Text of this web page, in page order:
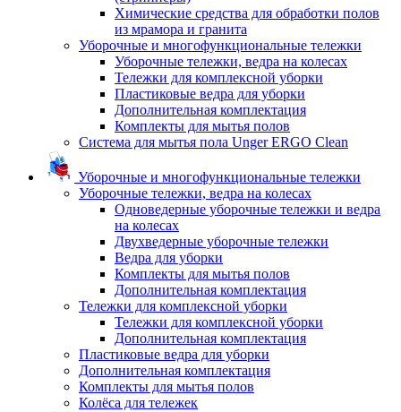
Химические средства для обработки полов
из мрамора и гранита
Уборочные и многофункциональные тележки
Уборочные тележки, ведра на колесах
Тележки для комплексной уборки
Пластиковые ведра для уборки
Дополнительная комплектация
Комплекты для мытья полов
Система для мытья пола Unger ERGO Clean
Уборочные и многофункциональные тележки
Уборочные тележки, ведра на колесах
Одноведерные уборочные тележки и ведра
на колесах
Двухведерные уборочные тележки
Ведра для уборки
Комплекты для мытья полов
Дополнительная комплектация
Тележки для комплексной уборки
Тележки для комплексной уборки
Дополнительная комплектация
Пластиковые ведра для уборки
Дополнительная комплектация
Комплекты для мытья полов
Колёса для тележек